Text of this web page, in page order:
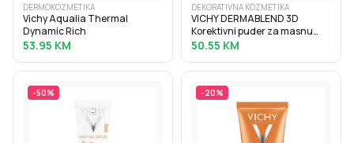
DERMOKOZMETIKA
Vichy Aqualia Thermal
Dynamic Rich
53.95 KM
DEKORATIVNA KOZMETIKA
VICHY DERMABLEND 3D
Korektivni puder za masnu
kožu sklonu aknama s visokim
50.55 KM
-50% -20%